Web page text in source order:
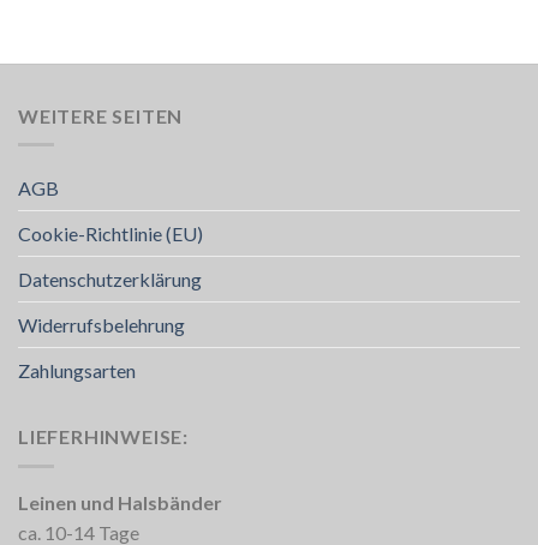
WEITERE SEITEN
AGB
Cookie-Richtlinie (EU)
Datenschutzerklärung
Widerrufsbelehrung
Zahlungsarten
LIEFERHINWEISE:
Leinen und Halsbänder
ca. 10-14 Tage